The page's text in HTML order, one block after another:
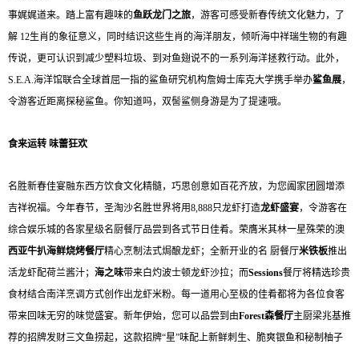
事娓娓道来。踏上富有趣味的鱼跃龙门之旅，游客可感受新春传统文化魅力，了
解 12生肖的象征意义，同时结识这些生肖的海洋朋友，倾听海中祥瑞生物的有趣
传说，更可认识到减少塑料垃圾、到对鱼翅说不的一系列海洋拯救行动。此外，
S.E.A.海洋馆联合全球首屈一指的鲨鱼研究机构詹姆士库克大学携手举办鲨鱼展，
令游客近距离探秘鲨鱼。你知道吗，双髻鲨侧身游是为了提速哦。
食来运转 味蕾狂欢
名胜新春佳宴融东西方饮食文化精髓，巧思创意如百花齐放，为您阖家团圆增添
吉祥祝福。今年春节，圣淘沙名胜世界将用8,888只龙虾打造龙虾盛宴，令游客在
综合娱乐城的各家星级名厨餐厅品尝到各式节日佳肴。荣膺米其林一星殊荣的澳
西亚牛扒海鲜烧烤餐厅精心烹制法式焗酿龙虾；全新开业的名 厨餐厅米铁板推出
活龙虾配荷兰酱汁； 海之味带来白灼波士顿龙虾沙拉；而Sessions餐厅将精选珍贵
食材结合南洋烹调方式创作出龙虾米粉。每一道用心至极的佳肴都将为各位食客
带来回味无穷的味觉盛宴。新年伊始，您可以品尝到由Forest森餐厅主厨梁兆基推
荐的招牌发财三文鱼捞起，这款招牌“星”味配上新鲜刺生、脆爽银鱼和秘制柚子